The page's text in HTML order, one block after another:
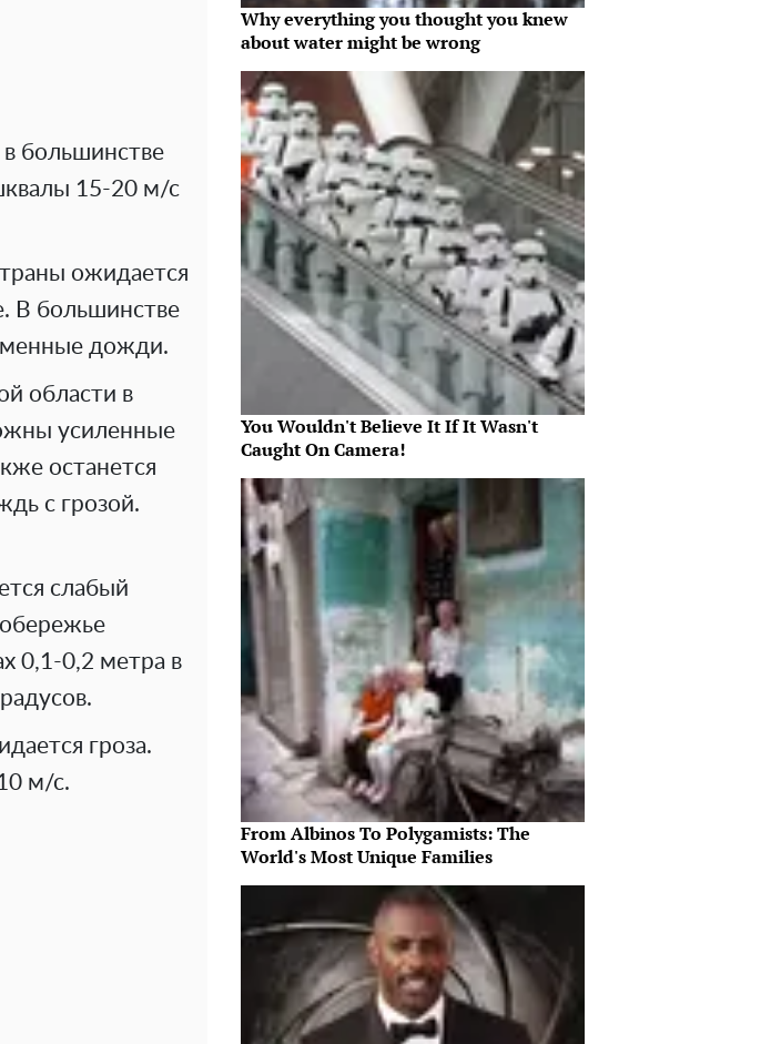
большинстве
15-20 м/с
ожидается
В большинстве
дожди.
области в
усиленные
останется
с грозой.
слабый
0,1-0,2 метра в
гроза.
м/с.
Why everything you thought you knew
about water might be wrong
You Wouldn't Believe It If It Wasn't
Caught On Camera!
From Albinos To Polygamists: The
World's Most Unique Families